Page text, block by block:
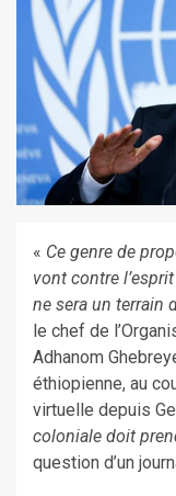
« Ce genre de
vont contre
ne sera un terrain
le chef de
Adhanom
éthiopienne, au
virtuelle depuis
coloniale doit
question d’un